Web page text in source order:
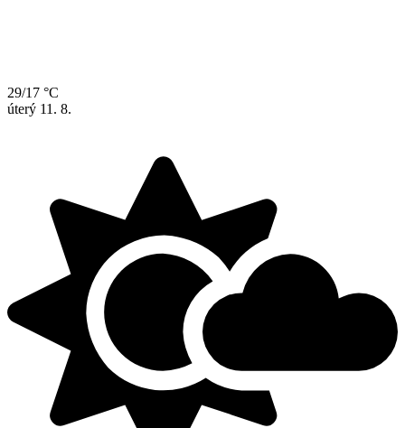
29/17 °C
úterý 11. 8.